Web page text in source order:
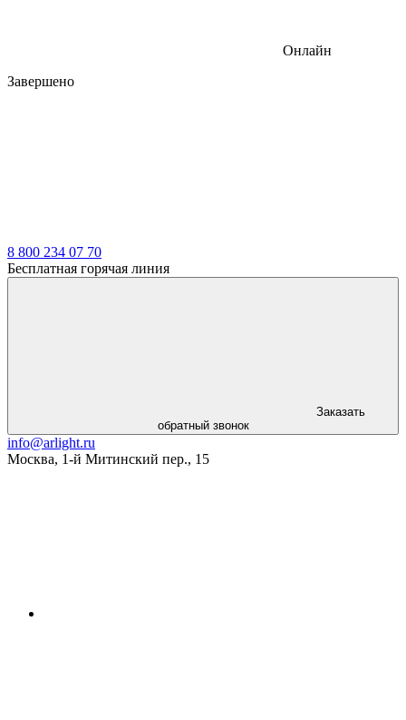
Онлайн
Завершено
8 800 234 07 70
Бесплатная горячая линия
Заказать
обратный звонок
info@arlight.ru
Москва, 1-й Митинский пер., 15